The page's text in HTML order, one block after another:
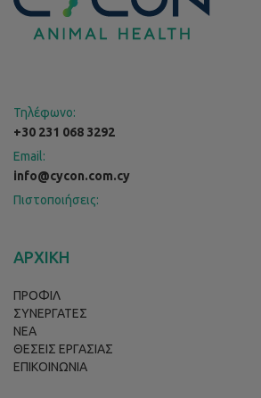
Τηλέφωνο:
+30 231 068 3292
Email:
info@cycon.com.cy
Πιστοποιήσεις:
ΑΡΧΙΚΗ
ΠΡΟΦΙΛ
ΣΥΝΕΡΓΑΤΕΣ
ΝΕΑ
ΘΕΣΕΙΣ ΕΡΓΑΣΙΑΣ
ΕΠΙΚΟΙΝΩΝΙΑ